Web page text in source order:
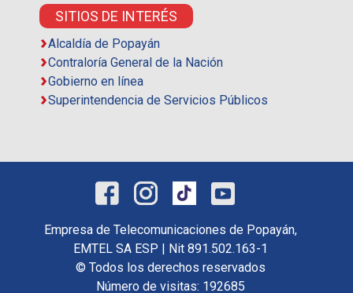
SITIOS DE INTERÉS
Alcaldía de Popayán
Contraloría General de la Nación
Gobierno en línea
Superintendencia de Servicios Públicos
Empresa de Telecomunicaciones de Popayán,
EMTEL SA ESP | Nit 891.502.163-1
© Todos los derechos reservados
Número de visitas: 192685